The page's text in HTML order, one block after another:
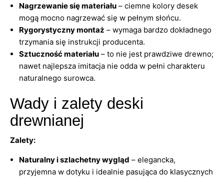
Nagrzewanie się materiału – ciemne kolory desek
mogą mocno nagrzewać się w pełnym słońcu.
Rygorystyczny montaż – wymaga bardzo dokładnego
trzymania się instrukcji producenta.
Sztuczność materiału – to nie jest prawdziwe drewno;
nawet najlepsza imitacja nie odda w pełni charakteru
naturalnego surowca.
Wady i zalety deski
drewnianej
Zalety:
Naturalny i szlachetny wygląd – elegancka,
przyjemna w dotyku i idealnie pasująca do klasycznych